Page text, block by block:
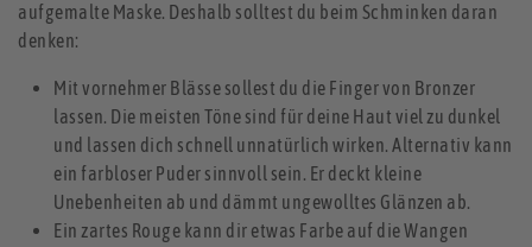
aufgemalte Maske. Deshalb solltest du beim Schminken daran
denken:
Mit vornehmer Blässe sollest du die Finger von Bronzer
lassen. Die meisten Töne sind für deine Haut viel zu dunkel
und lassen dich schnell unnatürlich wirken. Alternativ kann
ein farbloser Puder sinnvoll sein. Er deckt kleine
Unebenheiten ab und dämmt ungewolltes Glänzen ab.
Ein zartes Rouge kann dir etwas Farbe auf die Wangen